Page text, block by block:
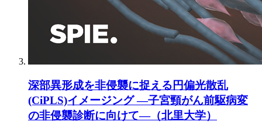
深部異形成を非侵襲に捉える円偏光散乱
(CiPLS)イメージング ―子宮頸がん前駆病変
の非侵襲診断に向けて―（北里大学）